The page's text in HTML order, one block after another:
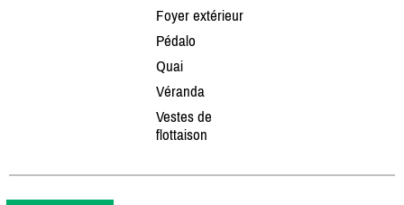
Foyer extérieur
Pédalo
Quai
Véranda
Vestes de
flottaison